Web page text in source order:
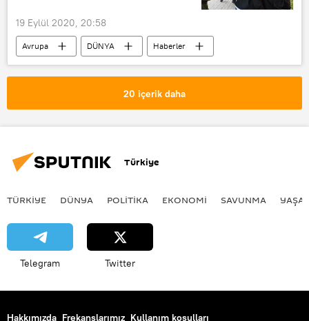
19 Eylül 2020, 20:58
Avrupa DÜNYA
Haberler
Minsk
Belarus
Protesto
20 içerik daha
Türkiye
TÜRKIYE DÜNYA POLİTİKA EKONOMİ SAVUNMA
Telegram Twitter
Hakkımızda Frekanslarımız Kullanım koşulları